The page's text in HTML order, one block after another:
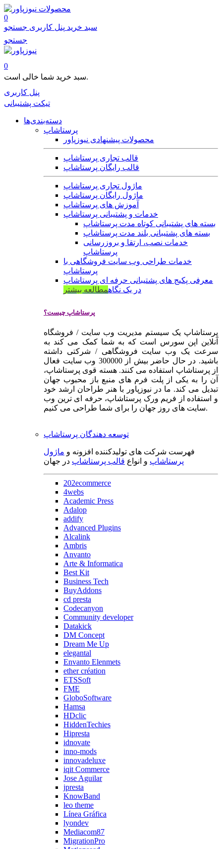
محصولات
0
سبد خرید پنل کاربری جستجو
جستجو
0
سبد خرید شما خالی است.
پنل کاربری
تیکت پشتیبانی
دسته‌بندی‌ها
پرستاشاپ
محصولات پیشنهادی نیوزپاور
قالب تجاری پرستاشاپ
قالب رایگان پرستاشاپ
ماژول تجاری پرستاشاپ
ماژول رایگان پرستاشاپ
آموزش های پرستاشاپ
خدمات و پشتیبانی پرستاشاپ
بسته های پشتیبانی کوتاه مدت پرستاشاپ
بسته های پشتیبانی بلند مدت پرستاشاپ
خدمات نصب، ارتقا و بروزرسانی
پرستاشاپ
خدمات طراحی وب سایت فروشگاهی با
پرستاشاپ
معرفی پکیج های پشتیبانی حرفه ای پرستاشاپ
در یک نگاهمطالعه بیشتر
پرستاشاپ چیست؟
پرستاشاپ یک سیستم مدیریت وب سایت / فروشگاه
آنلاین اپن سورس است که به شما کمک می کند به
سرعت یک وب سایت فروشگاهی / شرکتی داشته
باشید. در حال حاضر بیش از 300000 وب سایت فعال
از پرستاشاپ استفاده می کنند. هسته قوی پرستاشاپ،
آن را به یکی از پلت فرم های منبع باز محبوب جهان
تبدیل می کند. ما در نیوزپاور با هنر طراحان ارشد خود
و استفاده از فریم ورک پرستاشاپ، حرفه ای ترین وب
سایت های روز جهان را برای شما طراحی می کنیم.
توسعه دهندگان پرستاشاپ
فهرست شرکت های تولیدکننده افزونه و ماژول
پرستاشاپ و انواع قالب پرستاشاپ در جهان
202ecommerce
4webs
Academic Press
Adalop
addify
Advanced Plugins
Alcalink
Ambris
Anvanto
Arte & Informatica
Best Kit
Business Tech
BuyAddons
cd presta
Codecanyon
Community developer
Datakick
DM Concept
Dream Me Up
elegantal
Envanto Elenmets
ether création
ETSSoft
FME
GloboSoftware
Hamsa
HDclic
HiddenTechies
Hipresta
idnovate
inno-mods
innovadeluxe
iqit Commerce
Jose Aguilar
jpresta
KnowBand
leo theme
Línea Gráfica
lyondev
Mediacom87
MigrationPro